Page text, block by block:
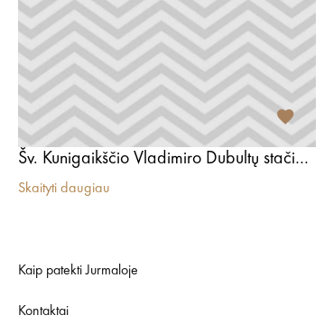
Šv. Kunigaikščio Vladimiro Dubultų stačiatikių cerkvė
Skaityti daugiau
Kaip patekti Jurmaloje
Kontaktai